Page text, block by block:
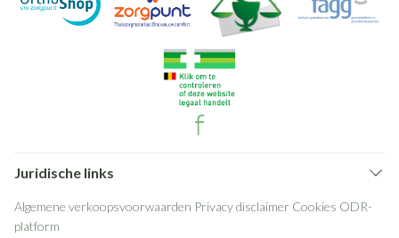
Juridische links
Algemene verkoopsvoorwaarden Privacy disclaimer Cookies ODR-
platform